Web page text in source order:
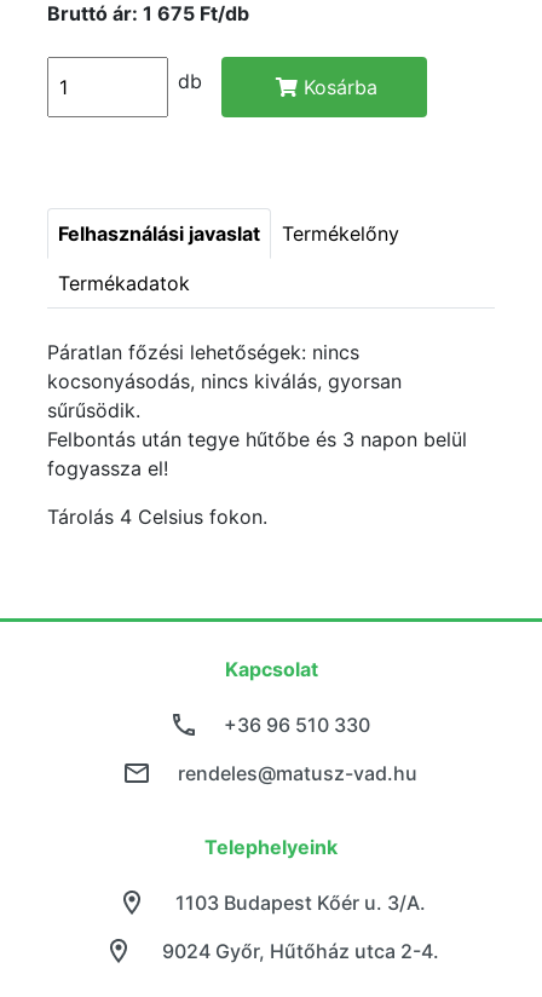
Bruttó ár: 1 675 Ft/db
db Kosárba
Felhasználási javaslat Termékelőny
Termékadatok
Páratlan főzési lehetőségek: nincs
kocsonyásodás, nincs kiválás, gyorsan
sűrűsödik.
Felbontás után tegye hűtőbe és 3 napon belül
fogyassza el!
Tárolás 4 Celsius fokon.
Kapcsolat
+36 96 510 330
rendeles@matusz-vad.hu
Telephelyeink
9024 Győr, Hűtőház utca 2-4.
1103 Budapest Kőér u. 3/A.